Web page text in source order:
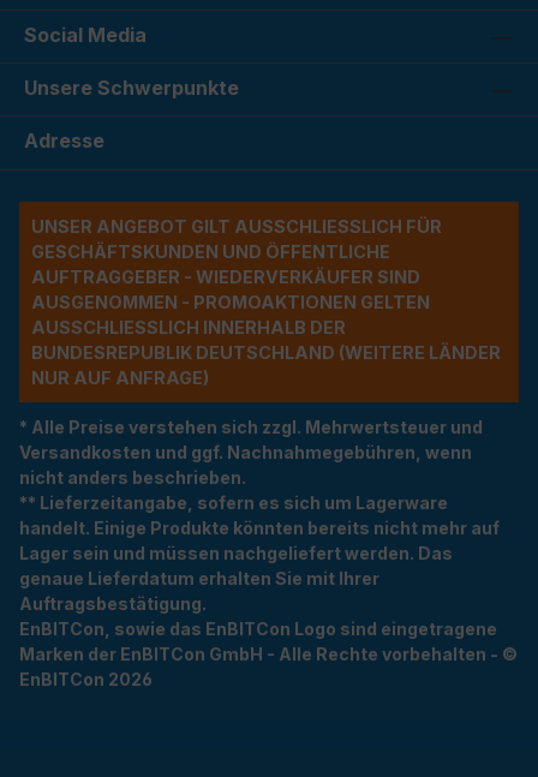
Social Media
Unsere Schwerpunkte
Adresse
UNSER ANGEBOT GILT AUSSCHLIESSLICH FÜR G
ESCHÄFTSKUNDEN UND ÖFFENTLICHE A
UFTRAGGEBER - WIEDERVERKÄUFER SIND A
USGENOMMEN - PROMOAKTIONEN GELTEN A
USSCHLIESSLICH INNERHALB DER BU
NDESREPUBLIK DEUTSCHLAND (WEITERE LÄNDER NU
R AUF ANFRAGE)
* Alle Preise verstehen sich zzgl. Mehrwertsteuer und
Versandkosten und ggf. Nachnahmegebühren, wenn
nicht anders beschrieben.
** Lieferzeitangabe, sofern es sich um Lagerware
handelt. Einige Produkte könnten bereits nicht mehr auf
Lager sein und müssen nachgeliefert werden. Das
genaue Lieferdatum erhalten Sie mit Ihrer
Auftragsbestätigung.
EnBITCon, sowie das EnBITCon Logo sind eingetragene
Marken der EnBITCon GmbH - Alle Rechte vorbehalten - ©
EnBITCon 2026